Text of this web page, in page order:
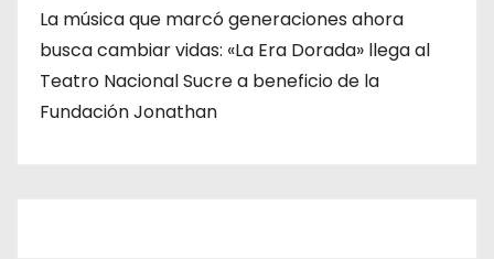
La música que marcó generaciones ahora
busca cambiar vidas: «La Era Dorada» llega al
Teatro Nacional Sucre a beneficio de la
Fundación Jonathan